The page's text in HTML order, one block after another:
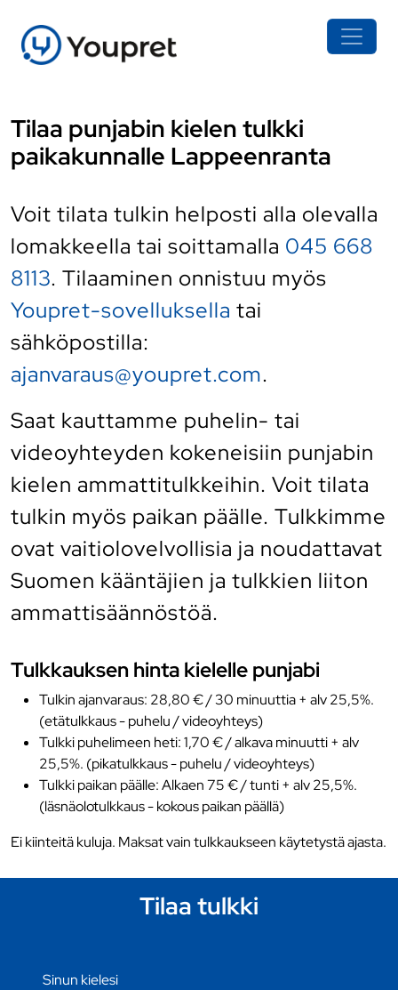
Tilaa punjabin kielen tulkki
paikakunnalle Lappeenranta
Voit tilata tulkin helposti alla olevalla
lomakkeella tai soittamalla 045 668
8113. Tilaaminen onnistuu myös
Youpret-sovelluksella tai
sähköpostilla:
ajanvaraus@youpret.com.
Saat kauttamme puhelin- tai
videoyhteyden kokeneisiin punjabin
kielen ammattitulkkeihin. Voit tilata
tulkin myös paikan päälle. Tulkkimme
ovat vaitiolovelvollisia ja noudattavat
Suomen kääntäjien ja tulkkien liiton
ammattisäännöstöä.
Tulkkauksen hinta kielelle punjabi
Tulkin ajanvaraus: 28,80 € / 30 minuuttia + alv 25,5%.
(etätulkkaus - puhelu / videoyhteys)
Tulkki puhelimeen heti: 1,70 € / alkava minuutti + alv
25,5%. (pikatulkkaus - puhelu / videoyhteys)
Tulkki paikan päälle: Alkaen 75 € / tunti + alv 25,5%.
(läsnäolotulkkaus - kokous paikan päällä)
Ei kiinteitä kuluja. Maksat vain tulkkaukseen käytetystä ajasta.
Tilaa tulkki
Sinun kielesi